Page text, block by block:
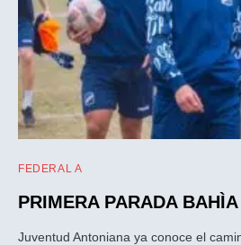
FEDERAL A
PRIMERA PARADA
Juventud Antoniana ya conoce el